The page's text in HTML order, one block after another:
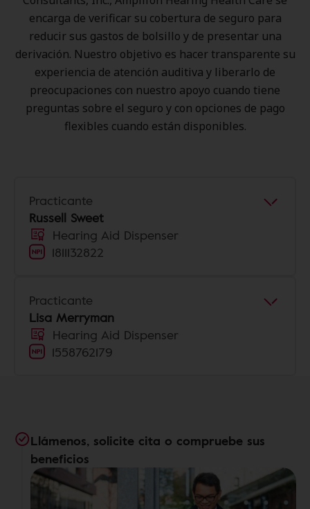
encarga de verificar su cobertura de seguro para
reducir sus gastos de bolsillo y de presentar una
derivación. Nuestro objetivo es hacer transparente su
experiencia de atención auditiva y liberarlo de
preocupaciones con nuestro apoyo cuando tiene
preguntas sobre el seguro y con opciones de pago
flexibles cuando están disponibles.
Practicante
Russell Sweet
Hearing Aid Dispenser
1811132822
Practicante
Lisa Merryman
Hearing Aid Dispenser
1558762179
Llámenos, solicite cita o compruebe sus
beneficios